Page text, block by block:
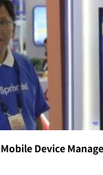
Mobile Device